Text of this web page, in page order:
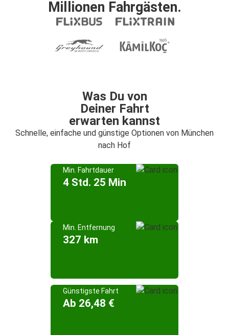
Millionen Fahrgästen.
Was Du von
Deiner Fahrt
erwarten kannst
Schnelle, einfache und günstige Optionen von München
nach Hof
Min. Fahrtdauer
4 Std. 25 Min
Min. Entfernung
327 km
Günstigste Fahrt
Ab 26,48 €